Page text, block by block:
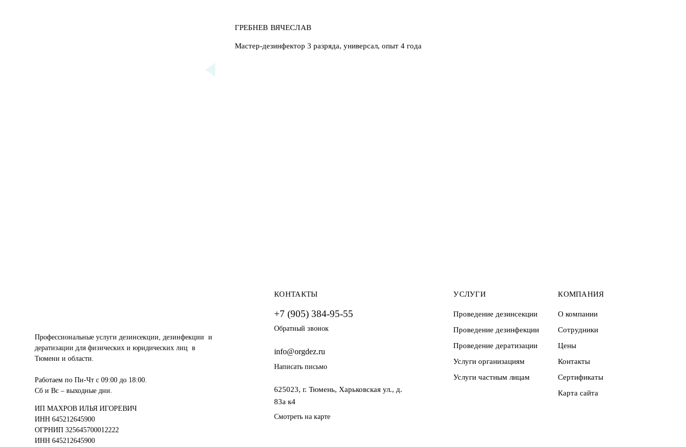
ГРЕБНЕВ ВЯЧЕСЛАВ
Мастер-дезинфектор 3 разряда, универсал, опыт 4 года
Профессиональные услуги дезинсекции, дезинфекции и
дератизации для физических и юридических лиц в
Тюмени и области.
Работаем по Пн-Чт с 09:00 до 18:00.
Сб и Вс – выходные дни.
ИП МАХРОВ ИЛЬЯ ИГОРЕВИЧ
ИНН 645212645900
ОГРНИП 325645700012222
ИНН 645212645900
КОНТАКТЫ
+7 (905) 384-95-55
Обратный звонок
info@orgdez.ru
Написать письмо
625023, г. Тюмень, Харьковская ул., д.
83а к4
Смотреть на карте
УСЛУГИ
Проведение дезинсекции
Проведение дезинфекции
Проведение дератизации
Услуги организациям
Услуги частным лицам
КОМПАНИЯ
О компании
Сотрудники
Цены
Контакты
Сертификаты
Карта сайта